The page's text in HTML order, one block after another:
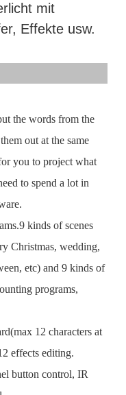
mit
Effekte usw.
the words from the
out at the same
you to project what
to spend a lot in
kinds of scenes
Christmas, wedding,
etc) and 9 kinds of
programs,
12 characters at
effects editing.
button control, IR